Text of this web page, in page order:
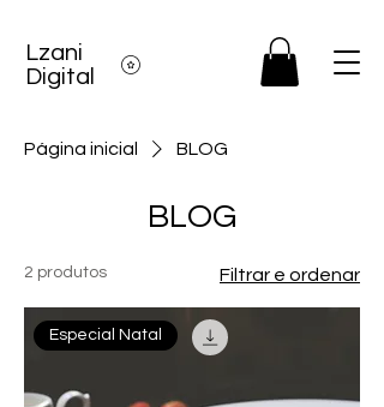
Lzani
Digital
Página inicial BLOG
BLOG
2 produtos Filtrar e ordenar
Especial Natal